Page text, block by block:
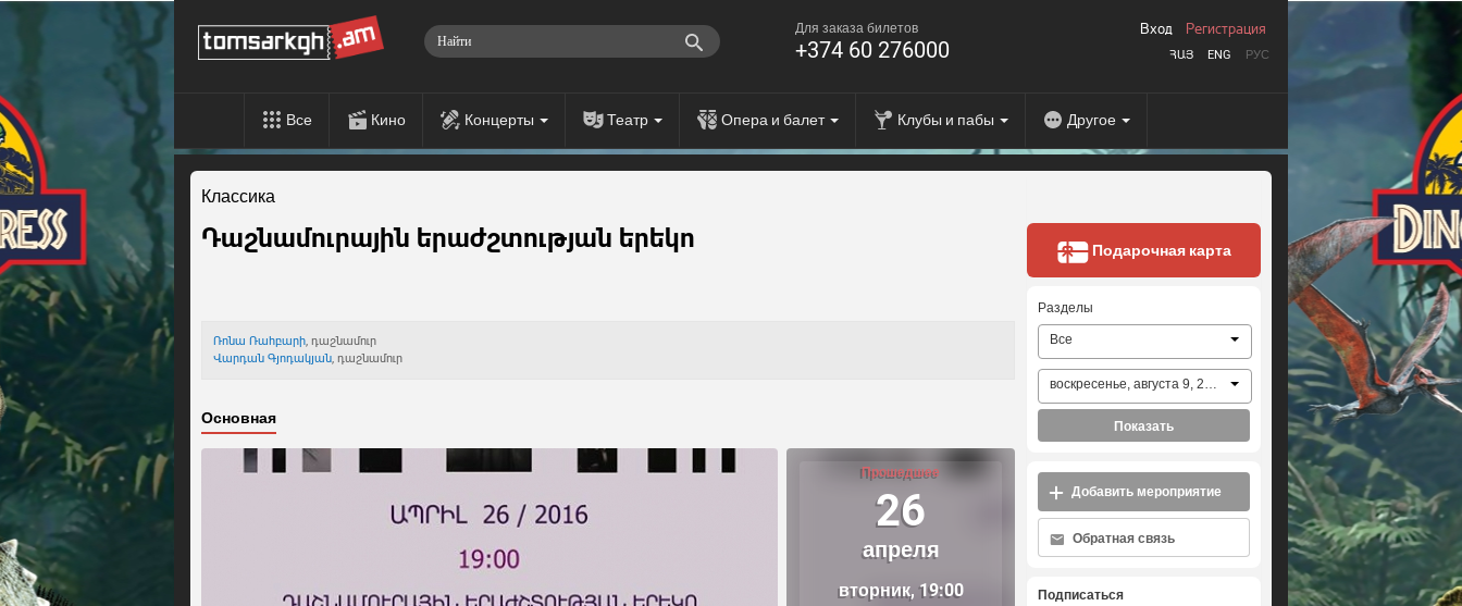
Для заказа билетов
+374 60 276000 ՀԱՅ ENG РУС
Вход Регистрация
Все Кино Концерты Театр Опера и балет Клубы и пабы Другое
Классика
Դաշնամուրային երաժշտության երեկո
Ռոնա Ռահբարի, դաշնամուր
Վարդան Գյոդակյան, դաշնամուր
Основная
Прошедшее
26
апреля
вторник, 19:00
Подарочная карта
Разделы
Все
воскресенье, августа 9, 2026
Показать
Добавить мероприятие
Обратная связь
Подписаться